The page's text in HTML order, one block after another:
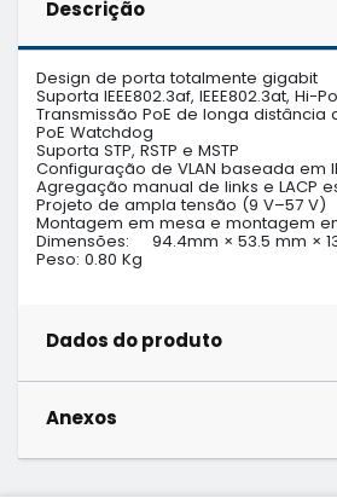
Descrição
Design de porta totalmente gigabit
Suporta IEEE802.3af, IEEE802.3at,
Transmissão PoE de longa distância
PoE Watchdog
Suporta STP, RSTP e MSTP
Configuração de VLAN baseada em
Agregação manual de links e LACP
Projeto de ampla tensão (9 V–57 V)
Montagem em mesa e montagem
Dimensões: 	94.4mm × 53.5 mm × 135 mm
Peso: 0.80 Kg
Dados do produto
Anexos